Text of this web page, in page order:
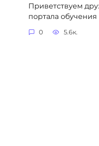
Приветствуем
портала обучения
0 5.6к.